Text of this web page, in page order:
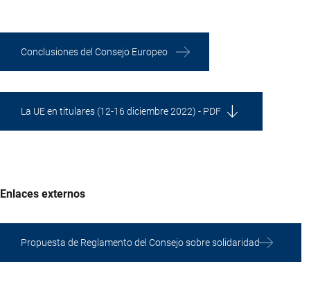
Conclusiones del Consejo Europeo
La UE en titulares (12-16 diciembre 2022) - PDF
Enlaces externos
Propuesta de Reglamento del Consejo sobre solidaridad